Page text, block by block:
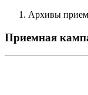
Архивы
Приемная